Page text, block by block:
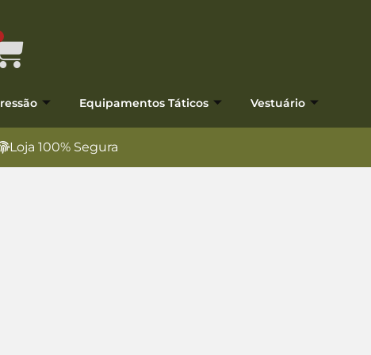
Equipamentos Táticos Vestuário
Loja 100% Segura